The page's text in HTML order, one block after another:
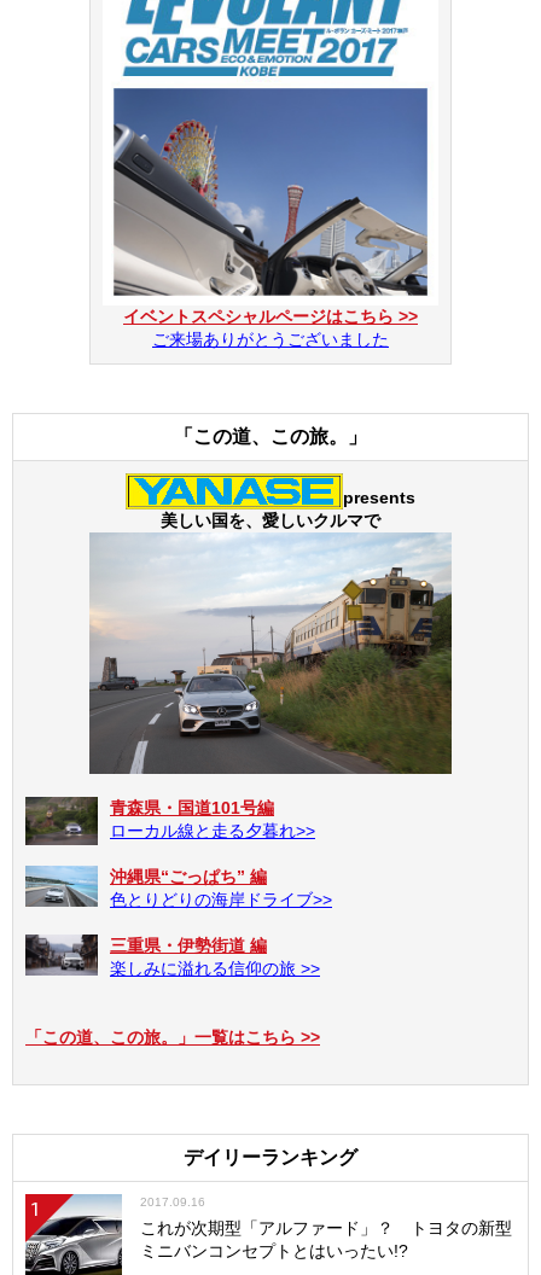
イベントスペシャルページはこちら >>
ご来場ありがとうございました
「この道、この旅。」
presents
美しい国を、愛しいクルマで
青森県・国道101号編
ローカル線と走る夕暮れ>>
沖縄県“ごっぱち” 編
色とりどりの海岸ドライブ>>
三重県・伊勢街道 編
楽しみに溢れる信仰の旅 >>
「この道、この旅。」一覧はこちら >>
デイリーランキング
1 2017.09.16
これが次期型「アルファード」？ トヨタの新型
ミニバンコンセプトとはいったい!?